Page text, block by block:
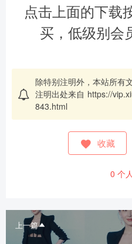
点击上面的下载
买，低级别会
除特别注明外，本站所有
注明出处来自 https://
843.html
收藏
0 个人
上一篇